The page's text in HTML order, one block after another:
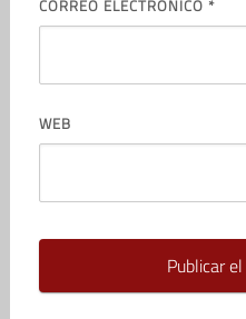
CORREO ELECTRÓNICO *
WEB